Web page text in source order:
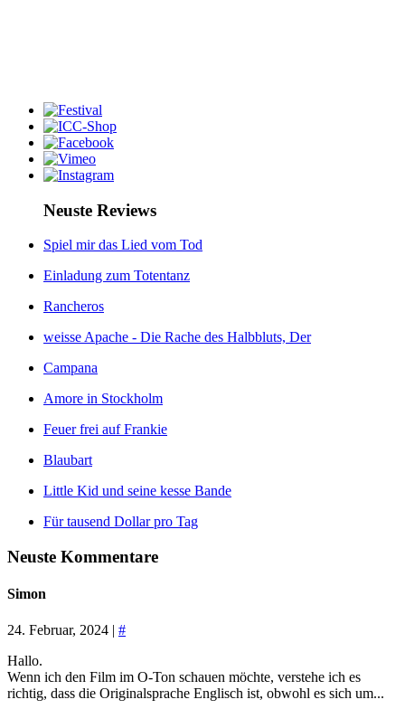
Neuste Reviews
Spiel mir das Lied vom Tod
Einladung zum Totentanz
Rancheros
weisse Apache - Die Rache des Halbbluts, Der
Campana
Amore in Stockholm
Feuer frei auf Frankie
Blaubart
Little Kid und seine kesse Bande
Für tausend Dollar pro Tag
Neuste Kommentare
Simon
24. Februar, 2024 | #
Hallo.
Wenn ich den Film im O-Ton schauen möchte, verstehe ich es
richtig, dass die Originalsprache Englisch ist, obwohl es sich um...